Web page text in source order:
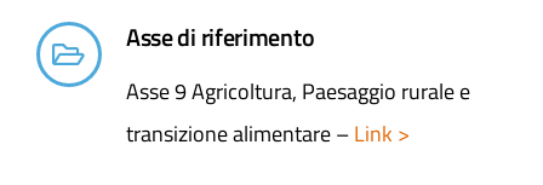
Asse di riferimento
Asse 9 Agricoltura, Paesaggio rurale e
transizione alimentare –Link >